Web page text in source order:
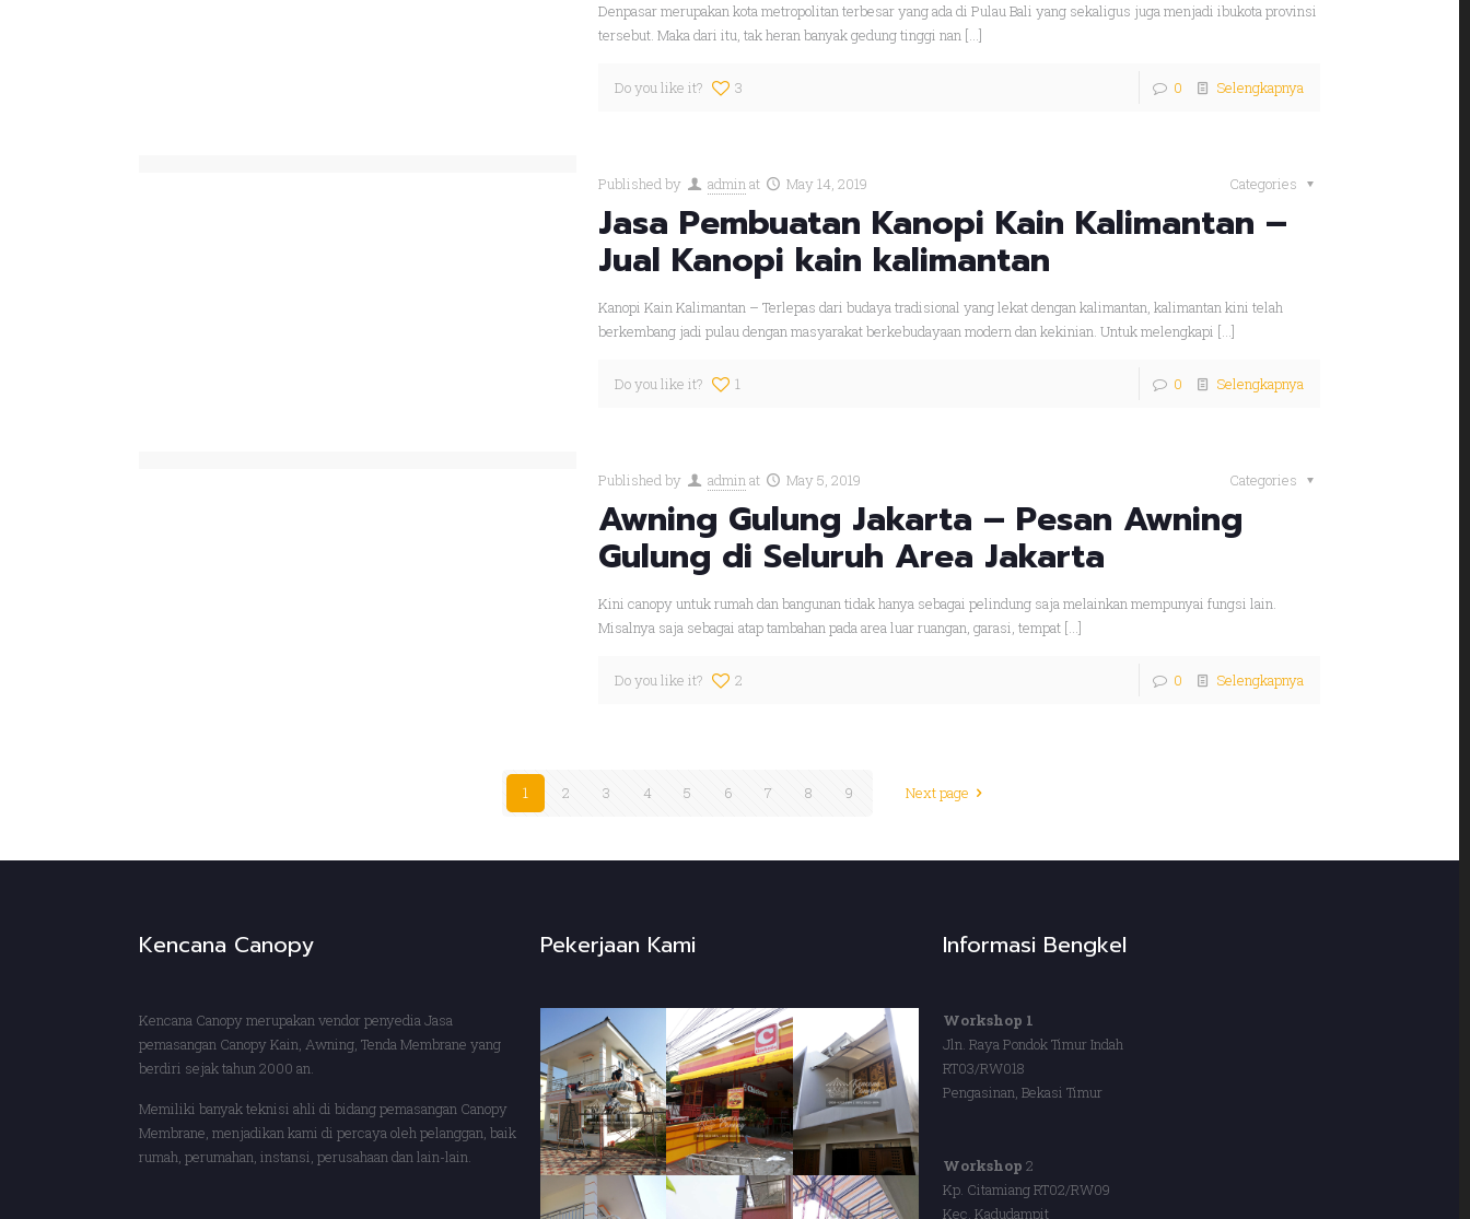
Denpasar merupakan kota metropolitan terbesar yang ada di Pulau Bali yang sekaligus juga menjadi ibukota provinsi
tersebut. Maka dari itu, tak heran banyak gedung tinggi nan[…]
Do you like it? 3 0 Selengkapnya
Published by adminat May 14, 2019 Categories
Jasa Pembuatan Kanopi Kain Kalimantan –
Jual Kanopi kain kalimantan
Kanopi Kain Kalimantan – Terlepas dari budaya tradisional yang lekat dengan kalimantan, kalimantan kini telah
berkembang jadi pulau dengan masyarakat berkebudayaan modern dan kekinian. Untuk melengkapi […]
Do you like it? 1 0 Selengkapnya
Published by adminat May 5, 2019 Categories
Awning Gulung Jakarta – Pesan Awning
Gulung di Seluruh Area Jakarta
Kini canopy untuk rumah dan bangunan tidak hanya sebagai pelindung saja melainkan mempunyai fungsi lain.
Misalnya saja sebagai atap tambahan pada area luar ruangan, garasi, tempat[…]
Do you like it? 2 0 Selengkapnya
1 2 3 4 5 6 7 8 9 Next page
Kencana Canopy
Kencana Canopy merupakan vendor penyedia Jasa
pemasangan Canopy Kain, Awning, Tenda Membrane yang
berdiri sejak tahun 2000 an.
Memiliki banyak teknisi ahli di bidang pemasangan Canopy
Membrane, menjadikan kami di percaya oleh pelanggan, baik
rumah, perumahan, instansi, perusahaan dan lain-lain.
Pekerjaan Kami Informasi Bengkel
Workshop 1
Jln. Raya Pondok Timur Indah
RT03/RW018
Pengasinan, Bekasi Timur
Workshop 2
Kp. Citamiang RT02/RW09
Kec. Kadudampit